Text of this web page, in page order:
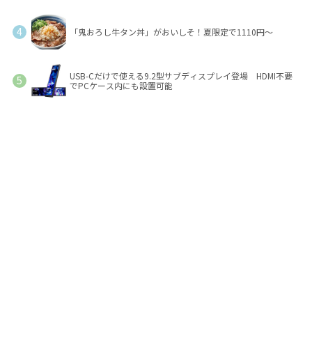
「鬼おろし牛タン丼」がおいしそ！夏限定で1110円～
USB-Cだけで使える9.2型サブディスプレイ登場 HDMI不要
でPCケース内にも設置可能